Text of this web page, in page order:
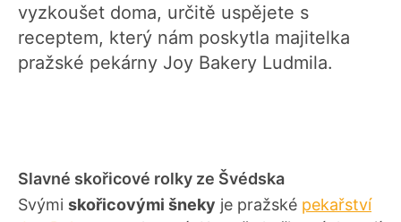
vyzkoušet doma, určitě uspějete s
receptem, který nám poskytla majitelka
pražské pekárny Joy Bakery Ludmila.
Slavné skořicové rolky ze Švédska
Svými skořicovými šneky je pražské pekařství